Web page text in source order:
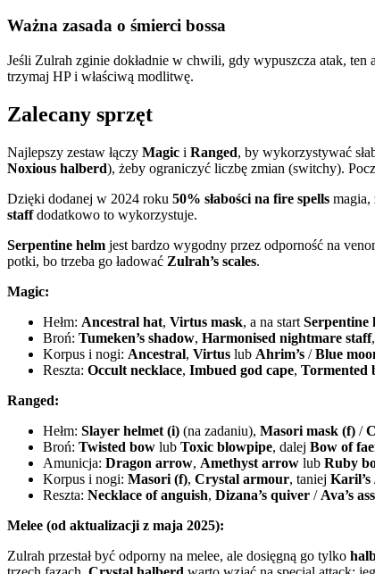
Ważna zasada o śmierci bossa
Jeśli Zulrah zginie dokładnie w chwili, gdy wypuszcza atak,
trzymaj HP i właściwą modlitwę.
Zalecany sprzęt
Najlepszy zestaw łączy Magic i Ranged, by wykorzystywać
Noxious halberd), żeby ograniczyć liczbę zmian (switchy).
Dzięki dodanej w 2024 roku 50% słabości na fire spells magia,
staffdodatkowo to wykorzystuje.
Serpentine helm jest bardzo wygodny przez odporność na
potki, bo trzeba go ładować Zulrah’s scales.
Magic:
Hełm: Ancestral hat, Virtus mask, a na start Serpentine
Broń: Tumeken’s shadow, Harmonised nightmare staff,
Korpus i nogi: Ancestral, Virtus lub Ahrim’s /Blue
Reszta: Occult necklace, Imbued god cape, Tormented
Ranged:
Hełm: Slayer helmet (i) (na zadaniu), Masori mask (f) /
Broń: Twisted bow lub Toxic blowpipe, dalej Bow of
Amunicja: Dragon arrow, Amethyst arrow lub Ruby
Korpus i nogi: Masori (f), Crystal armour, taniej Karil’s
Reszta: Necklace of anguish, Dizana’s quiver / Ava’s
Melee (od aktualizacji z maja 2025):
Zulrah przestał być odporny na melee, ale dosięgną go tylko